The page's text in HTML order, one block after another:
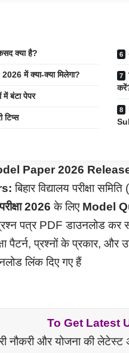
क्या है?
में क्या-क्या मिलेगा?
में बंटा पेपर
टिप्स
Paper 2026
बिहार विद्यालय परीक्षा
2026 के लिए Model
पत्र PDF डाउनलोड
पैटर्न, प्रश्नों के प्रकार,
लिंक दिए गए हैं
To Get Latest
नौकरी और योजना की